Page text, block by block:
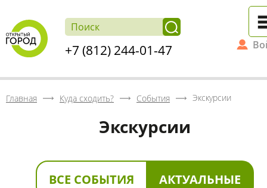
+7 (812) 244-01-47
Главная Куда сходить? События Экскурсии
Экскурсии
ВСЕ СОБЫТИЯ АКТУАЛЬНЫЕ